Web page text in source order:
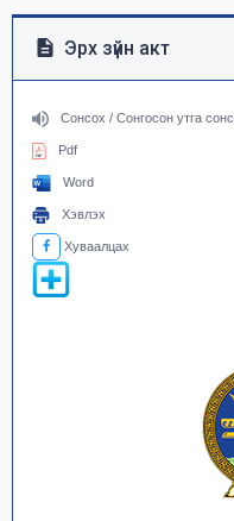
Эрх зүйн акт
Сонсох / Сонгосон утга
Pdf
Word
Хэвлэх
Хуваалцах